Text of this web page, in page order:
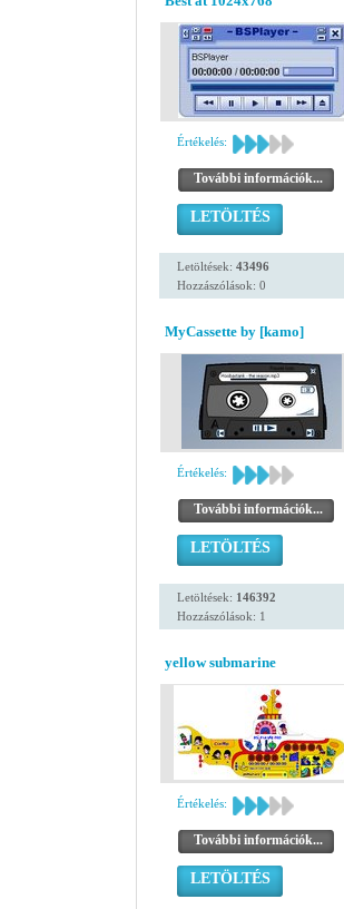
Értékelés:
További információk...
LETÖLTÉS
Letöltések: 43496
Hozzászólások: 0
MyCassette by [kamo]
Értékelés:
További információk...
LETÖLTÉS
Letöltések: 146392
Hozzászólások: 1
yellow submarine
Értékelés:
További információk...
LETÖLTÉS